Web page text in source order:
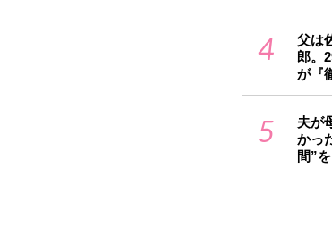
4
父は
郎。
が『
5
夫が
かっ
間”